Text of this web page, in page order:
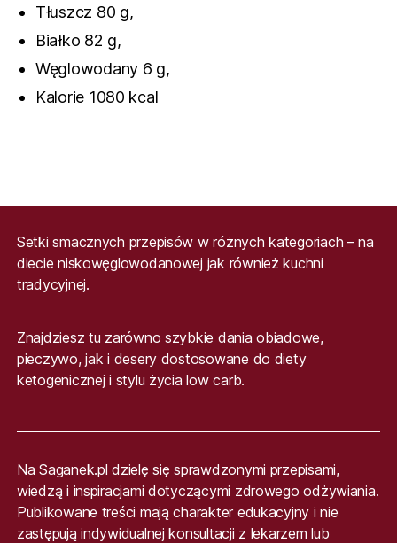
Tłuszcz 80 g,
Białko 82 g,
Węglowodany 6 g,
Kalorie 1080 kcal
Setki smacznych przepisów w różnych kategoriach – na
diecie niskowęglowodanowej jak również kuchni
tradycyjnej.
Znajdziesz tu zarówno szybkie dania obiadowe,
pieczywo, jak i desery dostosowane do diety
ketogenicznej i stylu życia low carb.
Na Saganek.pl dzielę się sprawdzonymi przepisami,
wiedzą i inspiracjami dotyczącymi zdrowego odżywiania.
Publikowane treści mają charakter edukacyjny i nie
zastępują indywidualnej konsultacji z lekarzem lub